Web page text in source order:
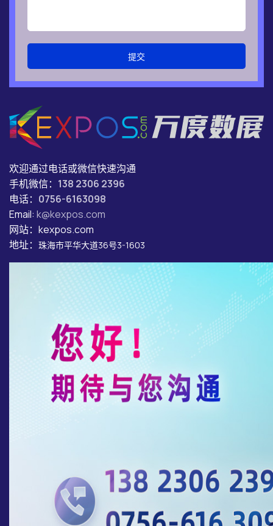
提交
欢迎通过电话或微信快速沟通
手机微信： 138 2306 2396
电话： 0756-6163098
Email: k@kexpos.com
网站：kexpos.com
地址： 珠海市平华大道36号3-1603